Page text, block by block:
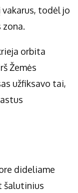
todėl jo
orbita
Žemės
užfiksavo tai,
dideliame
šalutinius